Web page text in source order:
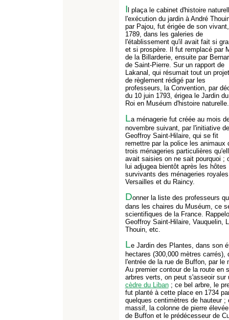
I l plaça le cabinet d'histoire
l'exécution du jardin à André
par Pajou, fut érigée de son
1789, dans les galeries de
l'établissement qu'il avait fait si
et si prospère. Il fut remplacé par
de la Billarderie, ensuite par
de Saint-Pierre. Sur un rapport de
Lakanal, qui résumait tout un projet
de règlement rédigé par les
professeurs, la Convention, par
du 10 juin 1793, érigea le Jardin du
Roi en Muséum d'histoire naturelle.
La ménagerie fut créée au mois
novembre suivant, par l'initiative de
Geoffroy Saint-Hilaire, qui se fit
remettre par la police les animaux
trois ménageries particulières
avait saisies on ne sait pourquoi ;
lui adjugea bientôt après les hôtes
survivants des ménageries
Versailles et du Raincy.
Donner la liste des professeurs
dans les chaires du Muséum, ce
scientifiques de la France.
Geoffroy Saint-Hilaire, Vauquelin,
Thouin, etc.
Le Jardin des Plantes, dans son
hectares (300,000 mètres
l'entrée de la rue de Buffon, par
Au premier contour de la route en
arbres verts, on peut s'asseoir
cèdre du Liban; ce bel arbre, le
fut planté à cette place en 1734
quelques centimètres de hauteur
massif, la colonne de pierre
de Buffon et le prédécesseur de